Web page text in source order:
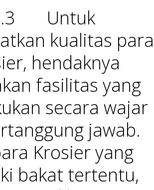
Untuk
kualitas para
hendaknya
fasilitas yang
secara wajar
jawab.
Krosier yang
bakat tertentu,